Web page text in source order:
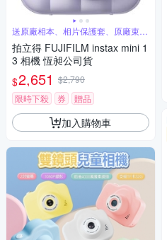
送原廠相本、相片保護套、原廠束口
袋
拍立得 FUJIFILM instax mini 1
3 相機 恆昶公司貨
$2,651 $2,790
限時下殺
券 贈品
加入購物車